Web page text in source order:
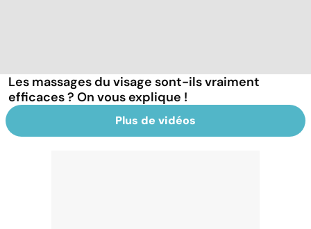
Les massages du visage sont-ils vraiment
efficaces ? On vous explique !
Plus de vidéos